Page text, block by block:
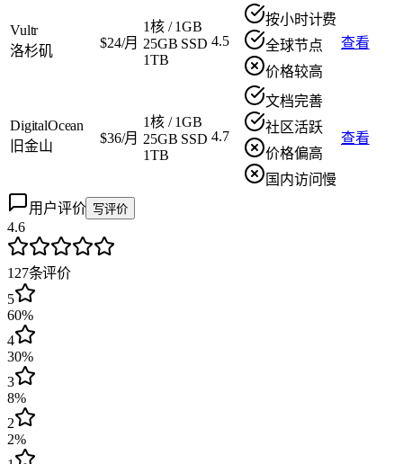
Vultr
洛杉矶
$24/月
1核/1GB
25GB SSD
1TB
4.5
按小时计费
全球节点
价格较高
查看
DigitalOcean
旧金山
$36/月
1核/1GB
25GB SSD
1TB
4.7
文档完善
社区活跃
价格偏高
国内访问慢
查看
用户评价 写评价
4.6
127条评价
5
60%
4
30%
3
8%
2
2%